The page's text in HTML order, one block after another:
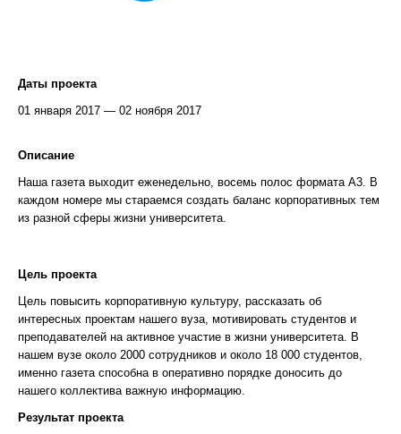
Даты проекта
01 января 2017 — 02 ноября 2017
Описание
Наша газета выходит еженедельно, восемь полос формата A3. В
каждом номере мы стараемся создать баланс корпоративных тем
из разной сферы жизни университета.
Цель проекта
Цель повысить корпоративную культуру, рассказать об
интересных проектам нашего вуза, мотивировать студентов и
преподавателей на активное участие в жизни университета. В
нашем вузе около 2000 сотрудников и около 18 000 студентов,
именно газета способна в оперативно порядке доносить до
нашего коллектива важную информацию.
Результат проекта